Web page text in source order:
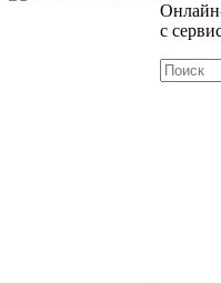
с